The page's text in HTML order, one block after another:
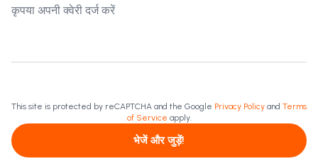
This site is protected by reCAPTCHA and the Google Privacy Policy and Terms
of Service apply.
भेजें और जुड़ें!